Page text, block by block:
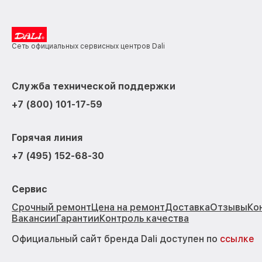
Сеть официальных сервисных центров Dali
Служба технической поддержки
+7 (800) 101-17-59
Горячая линия
+7 (495) 152-68-30
Сервис
Срочный ремонтЦена на ремонтДоставкаОтзывы
ВакансииГарантииКонтроль качества
Официальный сайт бренда Dali доступен по ссылке